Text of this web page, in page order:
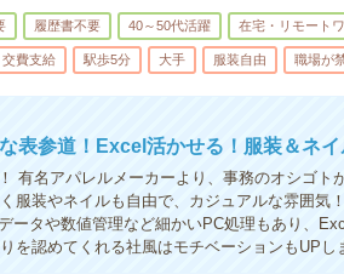
履歴書不要 40～50代活躍 在宅・リモート
交費支給 駅歩5分 大手 服装自由 職場が
表参道！Excel活かせる！服装＆ネイ
有名アパレルメーカーより、事務のオシゴト
服装やネイルも自由で、カジュアルな雰囲気
ータや数値管理など細かいPC処理もあり、
を認めてくれる社風はモチベーションもUPし